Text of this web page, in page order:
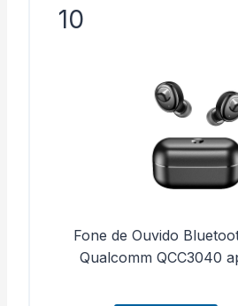
10
Fone de Ouvido
Qualcomm QCC3040